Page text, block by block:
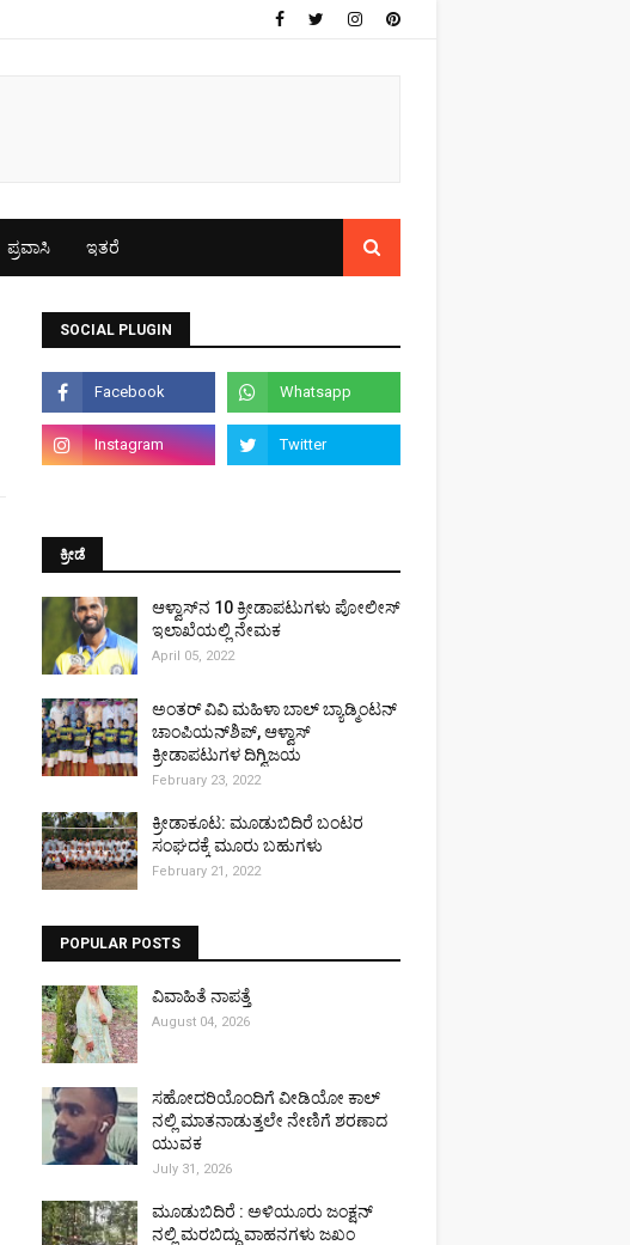
ಪ್ರವಾಸಿ ಇತರೆ
SOCIAL PLUGIN
ಕ್ರೀಡೆ
ಆಳ್ವಾಸ್‌ನ 10 ಕ್ರೀಡಾಪಟುಗಳು ಪೋಲೀಸ್
ಇಲಾಖೆಯಲ್ಲಿ ನೇಮಕ
April 05, 2022
ಅಂತರ್ ವಿವಿ ಮಹಿಳಾ ಬಾಲ್ ಬ್ಯಾಡ್ಮಿಂಟನ್
ಚಾಂಪಿಯನ್‌ಶಿಪ್, ಆಳ್ವಾಸ್
ಕ್ರೀಡಾಪಟುಗಳ ದಿಗ್ವಿಜಯ
February 23, 2022
ಕ್ರೀಡಾಕೂಟ: ಮೂಡುಬಿದಿರೆ ಬಂಟರ
ಸಂಘದಕ್ಕೆ ಮೂರು ಬಹುಗಳು
February 21, 2022
POPULAR POSTS
ವಿವಾಹಿತೆ ನಾಪತ್ತೆ
August 04, 2026
ಸಹೋದರಿಯೊಂದಿಗೆ ವೀಡಿಯೋ ಕಾಲ್
ನಲ್ಲಿ ಮಾತನಾಡುತ್ತಲೇ ನೇಣಿಗೆ ಶರಣಾದ
ಯುವಕ
July 31, 2026
ಮೂಡುಬಿದಿರೆ : ಅಳಿಯೂರು ಜಂಕ್ಷನ್
ನಲ್ಲಿ ಮರಬಿದ್ದು ವಾಹನಗಳು ಜಖಂ